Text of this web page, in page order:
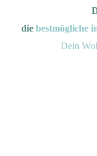
die bestmögliche
Dein